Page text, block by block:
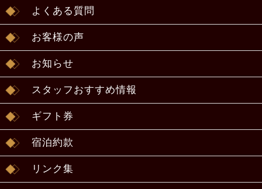
よくある質問
お客様の声
お知らせ
スタッフおすすめ情報
ギフト券
宿泊約款
リンク集